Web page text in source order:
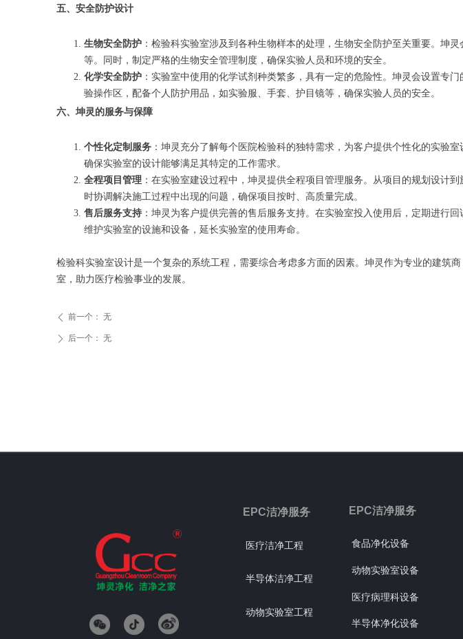
五、安全防护设计
生物安全防护 ：检验科实验室涉及到各种生物样本的处理，生物安全防护至关重要。坤
等。同时，制定严格的生物安全管理制度，确保实验人员和环境的安全。
化学安全防护 ：实验室中使用的化学试剂种类繁多，具有一定的危险性。坤灵会设置专
验操作区，配备个人防护用品，如实验服、手套、护目镜等，确保实验人员的安全。
六、坤灵的服务与保障
个性化定制服务 ：坤灵充分了解每个医院检验科的独特需求，为客户提供个性化的实验
确保实验室的设计能够满足其特定的工作需求。
全程项目管理 ：在实验室建设过程中，坤灵提供全程项目管理服务。从项目的规划设计
时协调解决施工过程中出现的问题，确保项目按时、高质量完成。
售后服务支持 ：坤灵为客户提供完善的售后服务支持。在实验室投入使用后，定期进行
维护实验室的设施和设备，延长实验室的使用寿命。
检验科实验室设计是一个复杂的系统工程，需要综合考虑多方面的因素。坤灵作为专业的建筑
室，助力医疗检验事业的发展。
ꄴ 前一个： 无
ꄲ 后一个： 无
EPC洁净服务
医疗洁净工程
半导体洁净工程
动物实验室工程
食品净化设备
动物实验室设备
医疗病理科设备
半导体净化设备
EPC洁净服务